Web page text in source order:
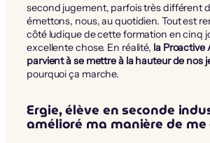
second jugement, parfois très différent
émettons, nous, au quotidien. Tout est
côté ludique de cette formation en cinq
excellente chose. En réalité, la Proactive
parvient à se mettre à la hauteur de nos
pourquoi ça marche.
Ergie, élève en seconde
amélioré ma manière de